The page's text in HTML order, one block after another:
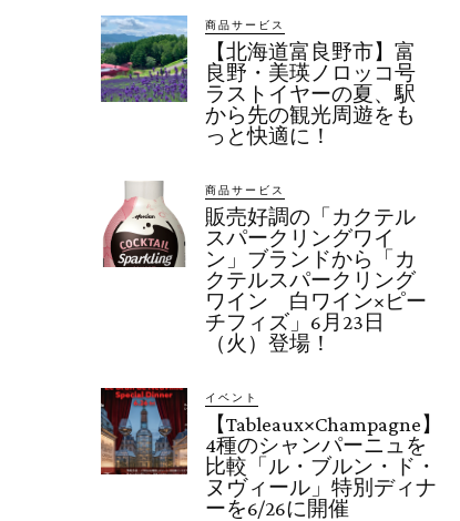
商品サービス
【北海道富良野市】富
良野・美瑛ノロッコ号
ラストイヤーの夏、駅
から先の観光周遊をも
っと快適に！
商品サービス
販売好調の「カクテル
スパークリングワイ
ン」ブランドから「カ
クテルスパークリング
ワイン 白ワイン×ピー
チフィズ」6月23日
（火）登場！
イベント
【Tableaux×Champagne】
4種のシャンパーニュを
比較「ル・ブルン・ド・
ヌヴィール」特別ディナ
ーを6/26に開催